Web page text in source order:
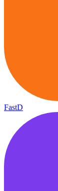
FastD